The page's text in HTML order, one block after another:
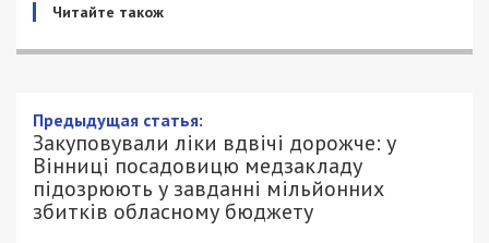
Читайте також
Предыдущая статья:
Закуповували ліки вдвічі дорожче: у
Вінниці посадовицю медзакладу
підозрюють у завданні мільйонних
збитків обласному бюджету